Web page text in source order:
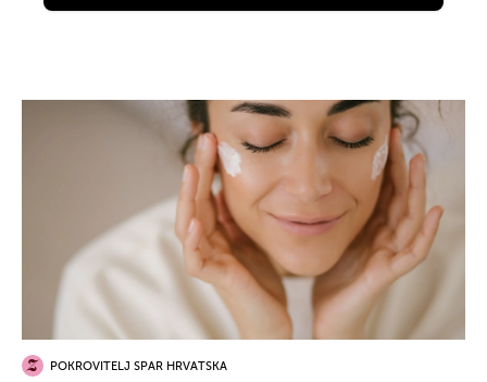
POKROVITELJ SPAR HRVATSKA